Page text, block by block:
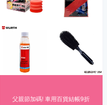
父親節加碼! 車用百貨結帳9折